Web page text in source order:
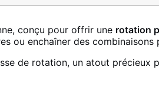
conçu pour offrir une rotation
ou enchaîner des combinaisons
de rotation, un atout précieux